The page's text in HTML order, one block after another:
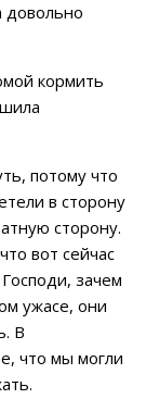
довольно
кормить
потому что
в сторону
сторону.
вот сейчас
зачем
ужасе, они
В
что мы могли